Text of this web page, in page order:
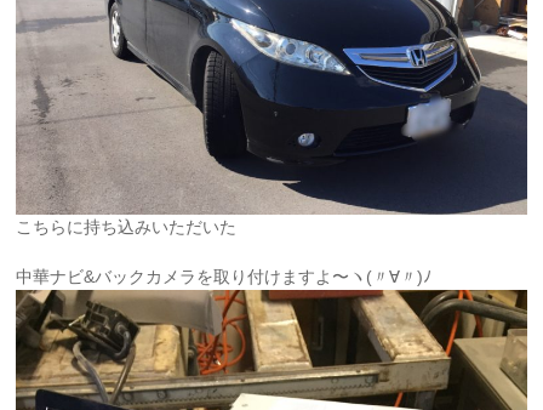
こちらに持ち込みいただいた
中華ナビ&バックカメラを取り付けますよ〜ヽ(〃∀〃)ﾉ